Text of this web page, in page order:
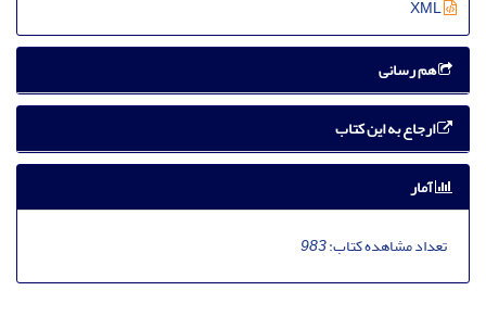
هم رسانی
ارجاع به این کتاب
آمار
تعداد مشاهده کتاب:983